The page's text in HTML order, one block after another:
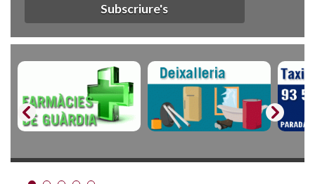
Subscriure's